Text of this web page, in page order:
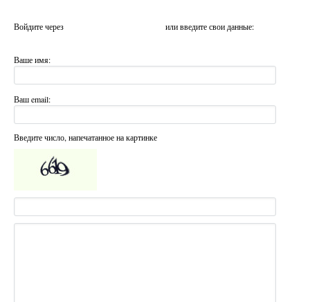
Войдите через или введите свои данные:
Ваше имя:
Ваш email:
Введите число, напечатанное на картинке